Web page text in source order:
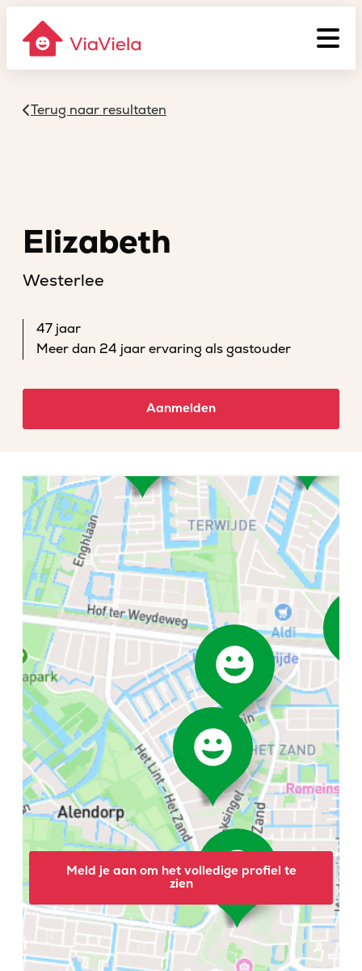
Terug naar resultaten
Elizabeth
Westerlee
47 jaar
Meer dan 24 jaar ervaring als gastouder
Aanmelden
Meld je aan om het volledige profiel te
zien